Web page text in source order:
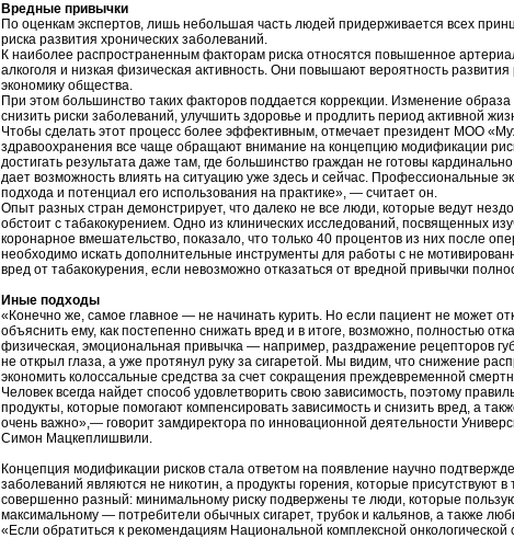
Вредные привычки
По оценкам экспертов, лишь небольшая часть людей придерживается всех
риска развития хронических заболеваний.
К наиболее распространенным факторам риска относятся повышенное
алкоголя и низкая физическая активность. Они повышают вероятность
экономику общества.
При этом большинство таких факторов поддается коррекции. Изменение
снизить риски заболеваний, улучшить здоровье и продлить период активной
Чтобы сделать этот процесс более эффективным, отмечает президент МОО
здравоохранения все чаще обращают внимание на концепцию модификации
достигать результата даже там, где большинство граждан не готовы
дает возможность влиять на ситуацию уже здесь и сейчас.
подхода и потенциал его использования на практике», — считает он.
Опыт разных стран демонстрирует, что далеко не все люди, которые ведут
обстоит с табакокурением. Одно из клинических исследований, посвященных
коронарное вмешательство, показало, что только 40 процентов из них после
необходимо искать дополнительные инструменты для работы с не
вред от табакокурения, если невозможно отказаться от вредной привычки
Иные подходы
«Конечно же, самое главное — не начинать курить. Но если пациент не может
объяснить ему, как постепенно снижать вред и в итоге, возможно, полностью
физическая, эмоциональная привычка — например, раздражение рецепторов
не открыл глаза, а уже протянул руку за сигаретой. Мы видим, что снижение
экономить колоссальные средства за счет сокращения преждевременной
Человек всегда найдет способ удовлетворить свою зависимость, поэтому
продукты, которые помогают компенсировать зависимость и снизить вред, а
очень важно»,— говорит замдиректора по инновационной деятельности
Симон Мацкеплишвили.
Концепция модификации рисков стала ответом на появление научно
заболеваний являются не никотин, а продукты горения, которые
совершенно разный: минимальному риску подвержены те люди, которые
максимальному — потребители обычных сигарет, трубок и кальянов, а также
«Если обратиться к рекомендациям Национальной комплексной